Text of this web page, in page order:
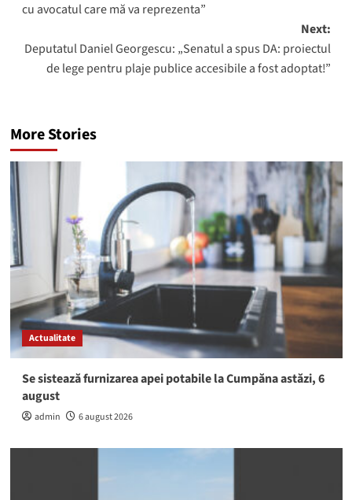
cu avocatul care mă va reprezenta”
Next:
Deputatul Daniel Georgescu: „Senatul a spus DA: proiectul
de lege pentru plaje publice accesibile a fost adoptat!”
More Stories
Actualitate
Se sistează furnizarea apei potabile la Cumpăna astăzi, 6
august
admin 6 august 2026